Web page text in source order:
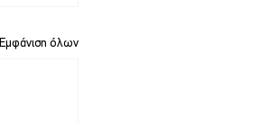
Εμφάνιση όλων